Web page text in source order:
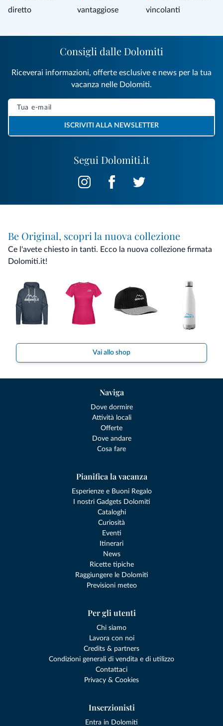
diretto
vantaggiose
vincolanti
Segui Dolomiti.it
Consigli dalle Dolomiti
Riceverai informazioni, offerte esclusive e news per la tua
vacanza nelle Dolomiti.
ISCRIVITI ALLA NEWSLETTER
Be Original, scopri la nuova collezione
Ce l'avete chiesto in tanti. Ecco la nuova collezione firmata
Dolomiti.it!
Vai allo shop
Naviga
Dove dormire
Attività locali
Offerte
Dove andare
Cosa fare
Pianifica la vacanza
Esperienze e Buoni Regalo
I nostri Gadgets Dolomiti
Cataloghi
Curiosità
Eventi
Itinerari
News
Ricette tipiche
Raggiungere le Dolomiti
Previsioni meteo
Per gli utenti
Chi siamo
Lavora con noi
Credits & partners
Condizioni generali di vendita e di utilizzo
Contattaci
Privacy & Cookies
Inserzionisti
Entra in Dolomiti